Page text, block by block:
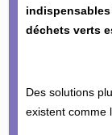
déchets verts
Des solutions
existent comme